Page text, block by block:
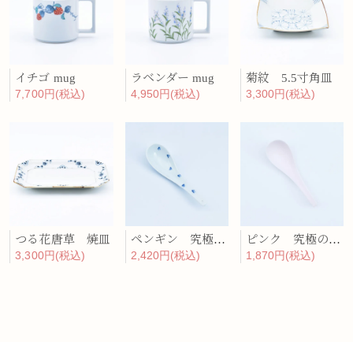
イチゴ mug
7,700円(税込)
ラベンダー mug
4,950円(税込)
菊紋 5.5寸角皿
3,300円(税込)
つる花唐草 焼皿
3,300円(税込)
ペンギン 究極のレンゲ
2,420円(税込)
ピンク 究極のレンゲ
1,870円(税込)